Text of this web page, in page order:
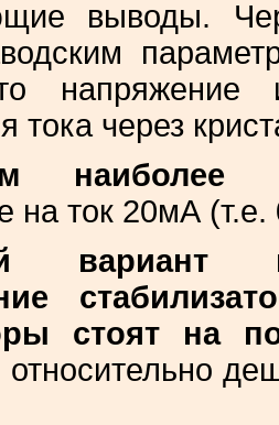
выводы.
напряжение
тока через
наиболее
на ток 20мА
вариант
стоят на
относительно